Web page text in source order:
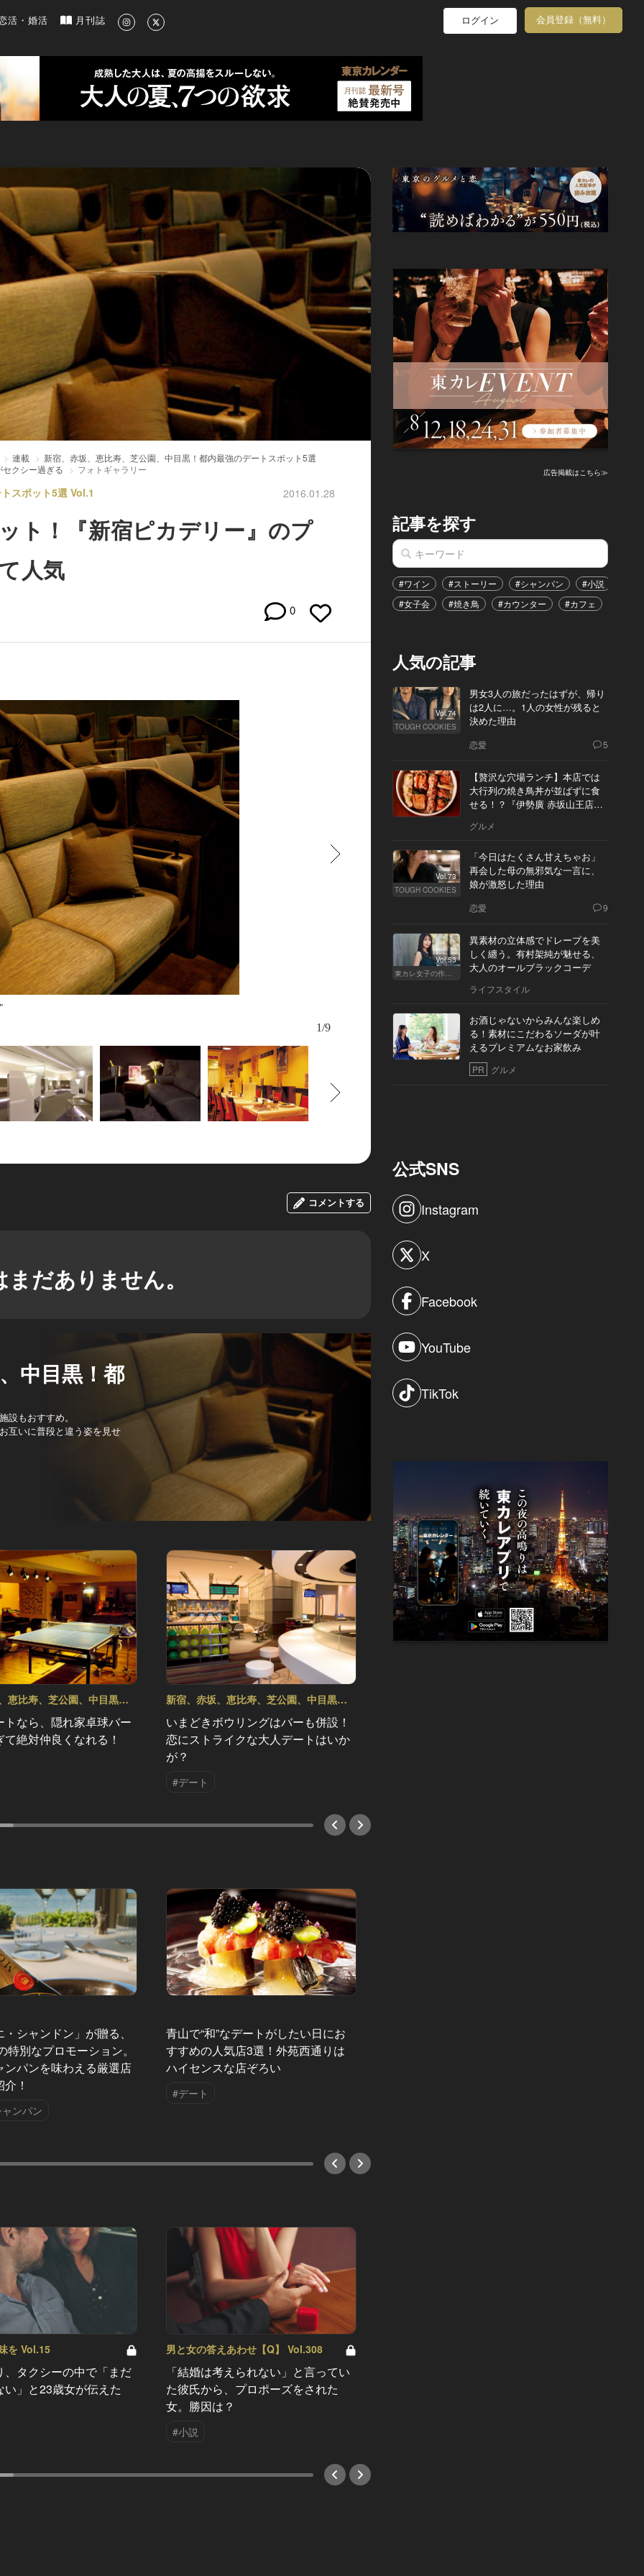
ルメ、洗練されたライフスタイル情報
活・婚活 月刊誌 ログイン 会員登録（無料）
連載
新宿、赤坂、恵比寿、芝公園、中目黒！都内最強のデートスポット5選
クシー過ぎる
フォトギャラリー
スポット5選 Vol.1 2016.01.28
ト！『新宿ピカデリー』のプ
人気
0
1/9
コメントする
だありません。
中目黒！都
もおすすめ。
互いに普段と違う姿を見せ
恵比寿、芝公園、中目黒！
ートスポット5選 Vol.5
トなら、隠れ家卓球バー
絶対仲良くなれる！
新宿、赤坂、恵比寿、芝公園、中目黒！
都内最強のデートスポット5選 Vol.4
いまどきボウリングはバーも併設！
恋にストライクな大人デートはいか
が？
#デート
シャンドン」が贈る、
特別なプロモーション。
ンパンを味わえる厳選店
！
ンパン
青山で“和”なデートがしたい日にお
すすめの人気店3選！外苑西通りは
ハイセンスな店ぞろい
#デート
を Vol.15
、タクシーの中で「まだ
い」と23歳女が伝えた
男と女の答えあわせ【Q】 Vol.308
「結婚は考えられない」と言ってい
た彼氏から、プロポーズをされた
女。勝因は？
#小説
広告掲載はこちら≫
記事を探す
#ワイン #ストーリー #シャンパン #小説
#女子会
#焼き鳥 #カウンター #カフェ
人気の記事
Vol.74
TOUGH COOKIES
男女3人の旅だったはずが、帰り
は2人に…。1人の女性が残ると
決めた理由
恋愛 5
【贅沢な穴場ランチ】本店では
大行列の焼き鳥丼が並ばずに食
せる！？『伊勢廣 赤坂山王店』
グルメ
Vol.73
TOUGH COOKIES
「今日はたくさん甘えちゃお」
再会した母の無邪気な一言に、
娘が激怒した理由
恋愛 9
Vol.53
東カレ女子の作り方
異素材の立体感でドレープを美
しく纏う。有村架純が魅せる、
大人のオールブラックコーデ
ライフスタイル
お酒じゃないからみんな楽しめ
る！素材にこだわるソーダが叶
えるプレミアムなお家飲み
PR グルメ
公式SNS
Instagram
X
Facebook
YouTube
TikTok